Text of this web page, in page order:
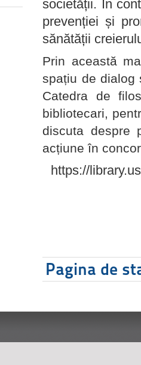
societății. În
prevenției și
sănătății
Prin această
spațiu de dialog
Catedra de
bibliotecari,
discuta despre
acțiune în
https://
Pagina de